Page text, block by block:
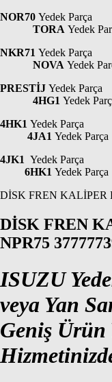
NOR70 Yedek
TORA Yedek
NKR71 Yedek
NOVA Yedek
PRESTİJ
4HG1 Yedek
4HK1 Yedek
4JA1 Yedek Parça
4JK1 Yedek
6HK1 Yedek Parça
DİSK FREN KALİPER
DİSK FREN
NPR75
ISUZU
veya Yan
Geniş Ürün